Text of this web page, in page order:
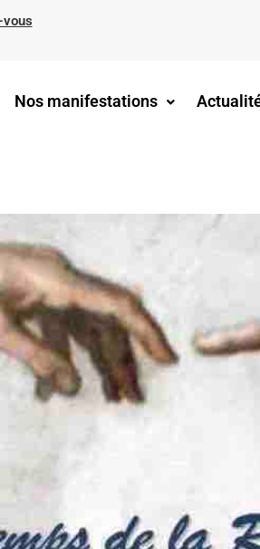
vous
Nos manifestations